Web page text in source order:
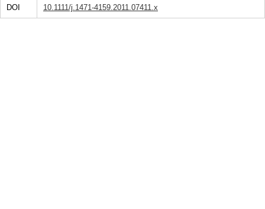
DOI 10.1111/j.1471-4159.2011.07411.x